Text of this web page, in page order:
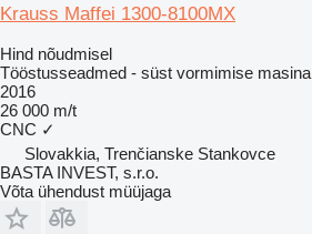
Krauss Maffei 1300-8100MX
Hind nõudmisel
Tööstusseadmed - süst vormimise masina
2016
26 000 m/t
CNC ✓
Slovakkia, Trenčianske Stankovce
BASTA INVEST, s.r.o.
Võta ühendust müüjaga